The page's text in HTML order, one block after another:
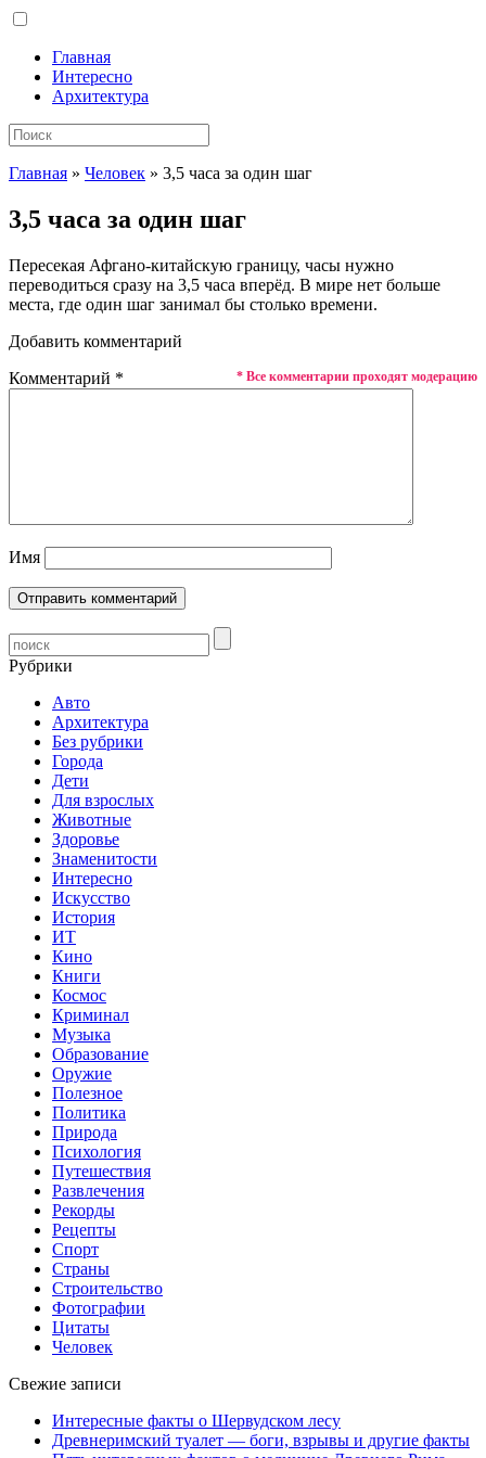
Главная
Интересно
Архитектура
Главная » Человек » 3,5 часа за один шаг
3,5 часа за один шаг
Пересекая Афгано-китайскую границу, часы нужно
переводиться сразу на 3,5 часа вперёд. В мире нет больше
места, где один шаг занимал бы столько времени.
Добавить комментарий
* Все комментарии проходят модерацию
Комментарий *
Имя
Рубрики
Авто
Архитектура
Без рубрики
Города
Дети
Для взрослых
Животные
Здоровье
Знаменитости
Интересно
Искусство
История
ИТ
Кино
Книги
Космос
Криминал
Музыка
Образование
Оружие
Полезное
Политика
Природа
Психология
Путешествия
Развлечения
Рекорды
Рецепты
Спорт
Страны
Строительство
Фотографии
Цитаты
Человек
Свежие записи
Интересные факты о Шервудском лесу
Древнеримский туалет — боги, взрывы и другие факты